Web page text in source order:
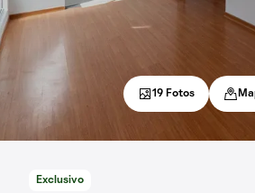
Exclusivo
19 Fotos